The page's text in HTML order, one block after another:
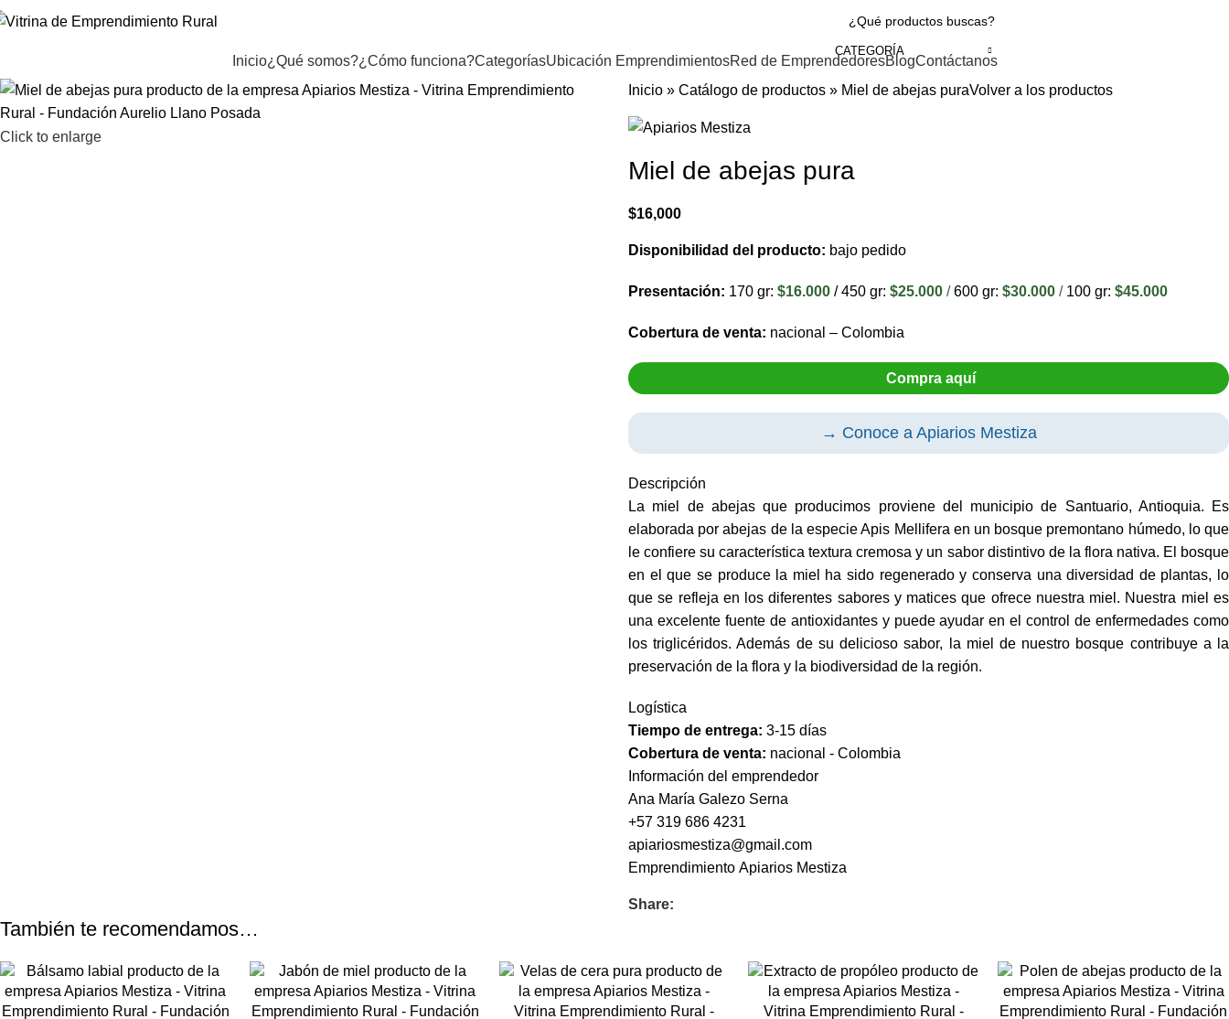
CATEGORÍA
Inicio¿Qué somos?¿Cómo funciona?CategoríasUbicación EmprendimientosRed de EmprendedoresBlogContáctanos
Click to enlarge
Inicio » Catálogo de productos » Miel de abejas puraVolver a los productos
Miel de abejas pura
$16,000
Disponibilidad del producto: bajo pedido
Presentación: 170 gr: $16.000 / 450 gr: $25.000 /600 gr: $30.000 / 100 gr: $45.000
Cobertura de venta: nacional – Colombia
Compra aquí
→ Conoce a Apiarios Mestiza
Descripción
La miel de abejas que producimos proviene del municipio de Santuario, Antioquia. Es
elaborada por abejas de la especie Apis Mellifera en un bosque premontano húmedo, lo que
le confiere su característica textura cremosa y un sabor distintivo de la flora nativa. El bosque
en el que se produce la miel ha sido regenerado y conserva una diversidad de plantas, lo
que se refleja en los diferentes sabores y matices que ofrece nuestra miel. Nuestra miel es
una excelente fuente de antioxidantes y puede ayudar en el control de enfermedades como
los triglicéridos. Además de su delicioso sabor, la miel de nuestro bosque contribuye a la
preservación de la flora y la biodiversidad de la región.
Logística
Tiempo de entrega: 3-15 días
Cobertura de venta: nacional - Colombia
Información del emprendedor
Ana María Galezo Serna
+57 319 686 4231
apiariosmestiza@gmail.com
Emprendimiento Apiarios Mestiza
Share:
También te recomendamos…